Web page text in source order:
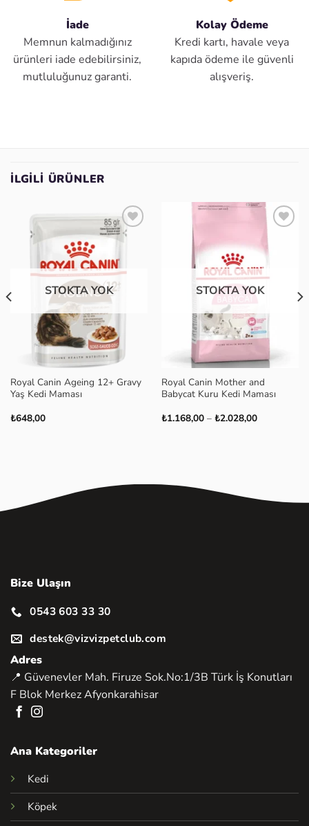
İade
Memnun kalmadığınız
ürünleri iade edebilirsiniz,
mutluluğunuz garanti.
Kolay Ödeme
Kredi kartı, havale veya
kapıda ödeme ile güvenli
alışveriş.
İLGILI ÜRÜNLER
Favoriye
STOKTA YOK
Royal Canin Ageing 12+ Gravy
Yaş Kedi Maması
₺648,00
STOKTA YOK
Royal Canin Mother and
Babycat Kuru Kedi Maması
₺1.168,00 – ₺2.028,00Fiyat
Bize Ulaşın
0543 603 33 30
destek@vizvizpetclub.com
Adres
📍 Güvenevler Mah. Firuze Sok.No:1/3B Türk İş Konutları
F Blok Merkez Afyonkarahisar
Ana Kategoriler
Kedi
Köpek